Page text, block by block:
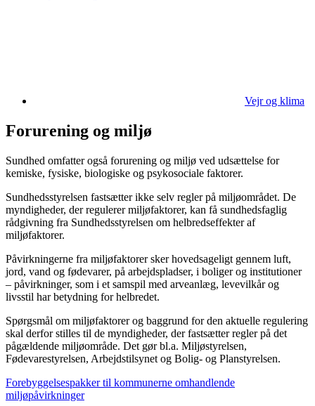
Vejr og klima
Forurening og miljø
Sundhed omfatter også forurening og miljø ved udsættelse for
kemiske, fysiske, biologiske og psykosociale faktorer.
Sundhedsstyrelsen fastsætter ikke selv regler på miljøområdet. De
myndigheder, der regulerer miljøfaktorer, kan få sundhedsfaglig
rådgivning fra Sundhedsstyrelsen om helbredseffekter af
miljøfaktorer.
Påvirkningerne fra miljøfaktorer sker hovedsageligt gennem luft,
jord, vand og fødevarer, på arbejdspladser, i boliger og institutioner
– påvirkninger, som i et samspil med arveanlæg, levevilkår og
livsstil har betydning for helbredet.
Spørgsmål om miljøfaktorer og baggrund for den aktuelle regulering
skal derfor stilles til de myndigheder, der fastsætter regler på det
pågældende miljøområde. Det gør bl.a. Miljøstyrelsen,
Fødevarestyrelsen, Arbejdstilsynet og Bolig- og Planstyrelsen.
Forebyggelsespakker til kommunerne omhandlende
miljøpåvirkninger